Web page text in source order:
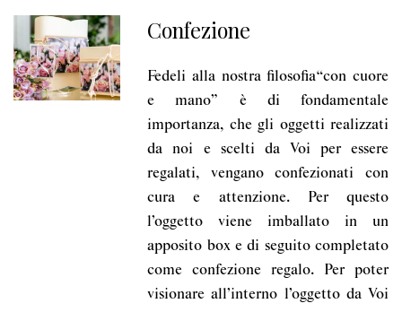
Confezione
Fedeli alla nostra filosofia“con cuore
e mano” è di fondamentale
importanza, che gli oggetti realizzati
da noi e scelti da Voi per essere
regalati, vengano confezionati con
cura e attenzione. Per questo
l’oggetto viene imballato in un
apposito box e di seguito completato
come confezione regalo. Per poter
visionare all’interno l’oggetto da Voi